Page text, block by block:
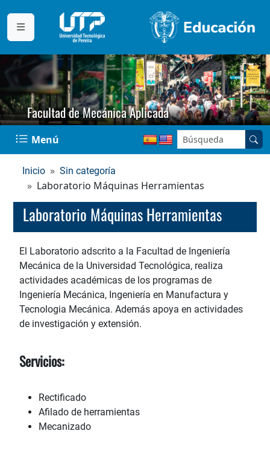
Facultad de Mecánica Aplicada
Menú Buscar en el sitio:
Inicio Sin categoría
Laboratorio Máquinas Herramientas
Laboratorio Máquinas Herramientas
El Laboratorio adscrito a la Facultad de Ingeniería
Mecánica de la Universidad Tecnológica, realiza
actividades académicas de los programas de
Ingeniería Mecánica, Ingeniería en Manufactura y
Tecnologia Mecánica. Además apoya en actividades
de investigación y extensión.
Servicios:
Rectificado
Afilado de herramientas
Mecanizado